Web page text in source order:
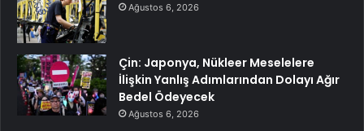
Ağustos 6, 2026
Çin: Japonya, Nükleer Meselelere
İlişkin Yanlış Adımlarından Dolayı Ağır
Bedel Ödeyecek
Ağustos 6, 2026